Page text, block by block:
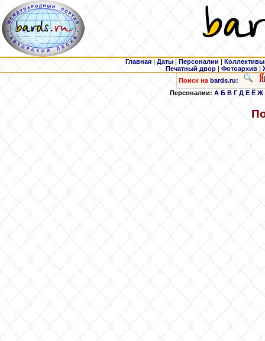
Главная | Даты | Персоналии | Коллективы
Печатный двор |Фотоархив |
Поиск на bards.ru:
Персоналии: А Б В Г Д Е Ё Ж